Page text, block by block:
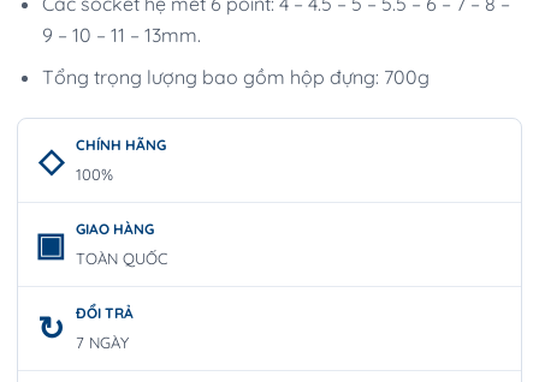
9 – 10 – 11 – 13mm.
Tổng trọng lượng bao gồm hộp đựng: 700g
CHÍNH HÃNG
100%
GIAO HÀNG
TOÀN QUỐC
ĐỔI TRẢ
7 NGÀY